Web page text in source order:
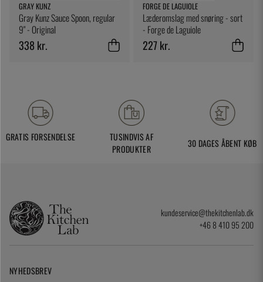
GRAY KUNZ
Gray Kunz Sauce Spoon, regular
9" - Original
338 kr.
FORGE DE LAGUIOLE
Læderomslag med snøring - sort
- Forge de Laguiole
227 kr.
GRATIS FORSENDELSE
TUSINDVIS AF
PRODUKTER
30 DAGES ÅBENT KØB
kundeservice@thekitchenlab.dk
+46 8 410 95 200
NYHEDSBREV